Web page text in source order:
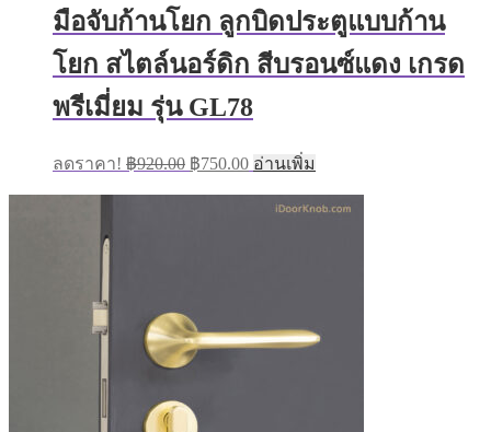
มือจับก้านโยก ลูกบิดประตูแบบก้าน
โยก สไตล์นอร์ดิก สีบรอนซ์แดง เกรด
พรีเมี่ยม รุ่น GL78
ลดราคา! ฿920.00 Original
price
was:
฿750.00Current
price
is:
อ่านเพิ่ม